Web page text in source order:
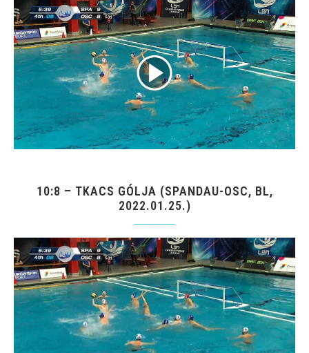
10:8 – TKACS GÓLJA (SPANDAU-OSC, BL,
2022.01.25.)